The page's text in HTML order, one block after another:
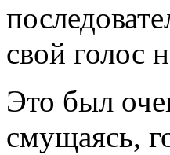
свой голос
Это был
смущаясь,